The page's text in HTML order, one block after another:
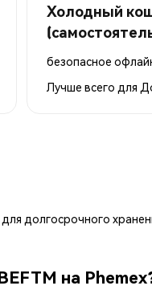
Холодный
безопасное
Лучше всего для
долгосрочного
на